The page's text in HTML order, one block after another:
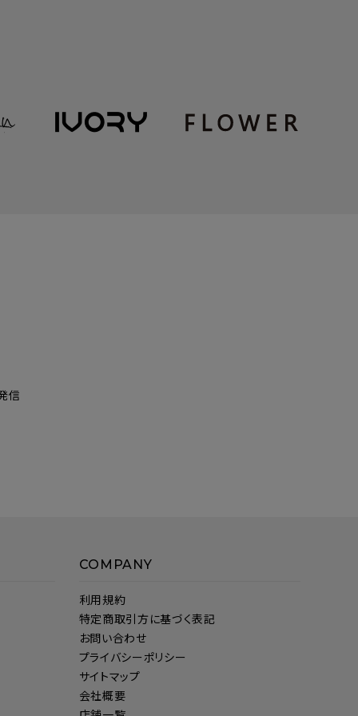
信
COMPANY
利用規約
特定商取引方に基づく表記
お問い合わせ
プライバシーポリシー
サイトマップ
会社概要